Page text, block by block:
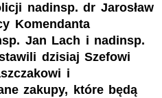
nadinsp. dr Jarosław
Komendanta
Jan Lach i nadinsp.
dzisiaj Szefowi
i
zakupy, które będą